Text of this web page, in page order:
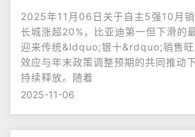
2025年11月06日关于自主5强10月销
长城涨超20%，比亚迪第一但下滑的
迎来传统&ldquo;银十&rdquo;销售旺
效应与年末政策调整预期的共同推动
持续释放。随着
2025-11-06